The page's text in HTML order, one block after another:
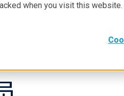
when you visit this
技术方法